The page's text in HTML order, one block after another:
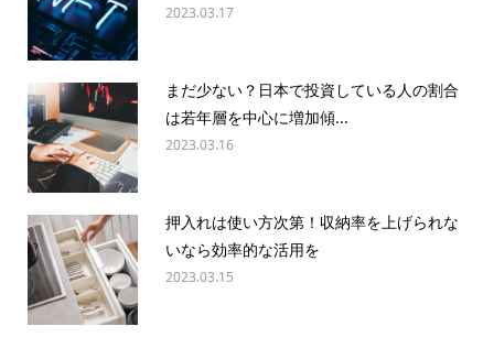
2023.03.17
まだ少ない？日本で投資している人の割合
は若年層を中心に増加傾...
2023.03.16
押入れは使い方次第！収納率を上げられな
いなら効率的な活用を
2023.03.15